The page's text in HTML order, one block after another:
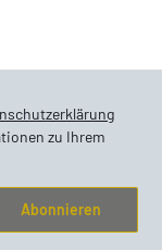
zu Ihrem
Abonnieren